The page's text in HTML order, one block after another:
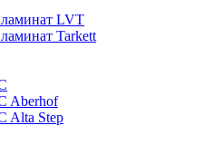
LVT
Tarkett
Aberhof
Alta Step